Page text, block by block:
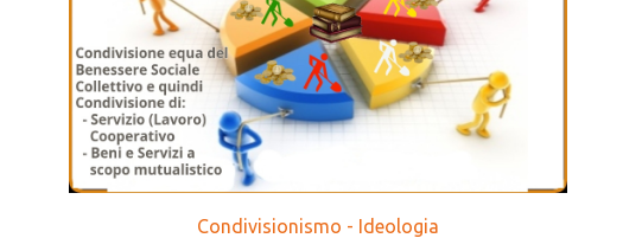
Condivisionismo - Ideologia